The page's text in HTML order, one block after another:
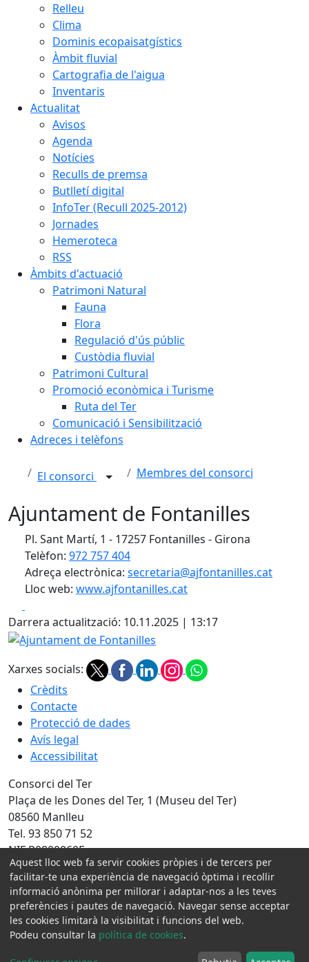
Relleu
Clima
Dominis ecopaisatgístics
Àmbit fluvial
Cartografia de l'aigua
Inventaris
Actualitat
Avisos
Agenda
Notícies
Reculls de premsa
Butlletí digital
InfoTer (Recull 2025-2012)
Jornades
Hemeroteca
RSS
Àmbits d'actuació
Patrimoni Natural
Fauna
Flora
Regulació d'ús públic
Custòdia fluvial
Patrimoni Cultural
Promoció econòmica i Turisme
Ruta del Ter
Comunicació i Sensibilització
Adreces i telèfons
El consorci Membres del consorci
Ajuntament de Fontanilles
Pl. Sant Martí, 1 - 17257 Fontanilles - Girona
Telèfon: 972 757 404
Adreça electrònica: secretaria@ajfontanilles.cat
Lloc web: www.ajfontanilles.cat
Darrera actualització: 10.11.2025 | 13:17
Ajuntament de Fontanilles
Xarxes socials:
Crèdits
Contacte
Protecció de dades
Avís legal
Accessibilitat
Consorci del Ter
Plaça de les Dones del Ter, 1 (Museu del Ter)
08560 Manlleu
Tel. 93 850 71 52
NIF P0800060F
Amb la col·laboració de:
Aquest lloc web fa servir cookies pròpies i de tercers per
facilitar-te una experiència de navegació òptima i recollir
informació anònima per millorar i adaptar-nos a les teves
preferències i pautes de navegació. Navegar sense acceptar
les cookies limitarà la visibilitat i funcions del web.
Podeu consultar la política de cookies.